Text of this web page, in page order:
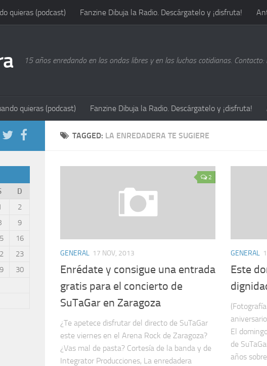
quieras (podcast) Fanzine Dibuja la Radio. Descárgatelo y ¡disfruta!
15 años enredando en las ondas libres y en las luchas cotidianas.
quieras (podcast) Fanzine Dibuja la Radio. Descárgatelo y ¡disfruta!
TAGGED: LA ENREDADERA TE SUGIERE
2
GENERAL 17 NOV, 2013
Enrédate y consigue una entrada
gratis para el concierto de
SuTaGar en Zaragoza
¿Te apetece disfrutar del directo de SuTaGar
este viernes en el Arena Rock de Zaragoza?
¿Vas mal de pasta? Cortesía de la banda y de
Integrator Producciones, La enredadera
GENERAL
Este
El
de
años
D
2
9
16
23
30